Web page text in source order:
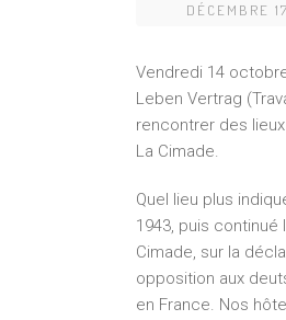
DÉCEMBRE
Vendredi 14
Leben Vertrag
rencontrer des
La Cimade.
Quel lieu plus
1943, puis continué
Cimade, sur la
opposition aux
en France. Nos